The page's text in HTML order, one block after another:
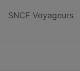
SNCF Voyageurs